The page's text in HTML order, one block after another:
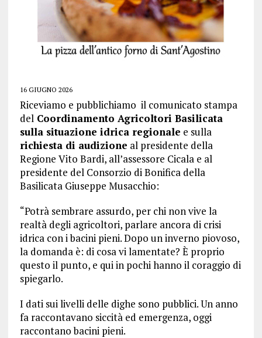
16 GIUGNO 2026
Riceviamo e pubblichiamo il comunicato stampa
delCoordinamento Agricoltori Basilicata
sulla situazione idrica regionale e sulla
richiesta di audizione al presidente della
Regione Vito Bardi, all’assessore Cicala e al
presidente del Consorzio di Bonifica della
Basilicata Giuseppe Musacchio:
“Potrà sembrare assurdo, per chi non vive la
realtà degli agricoltori, parlare ancora di crisi
idrica con i bacini pieni. Dopo un inverno piovoso,
la domanda è: di cosa vi lamentate? È proprio
questo il punto, e qui in pochi hanno il coraggio di
spiegarlo.
I dati sui livelli delle dighe sono pubblici. Un anno
fa raccontavano siccità ed emergenza, oggi
raccontano bacini pieni.